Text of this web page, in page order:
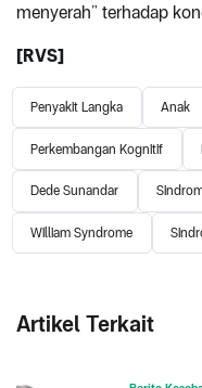
menyerah” terhadap
[RVS]
Penyakit Langka Anak
Perkembangan Kognitif
Dede Sunandar
William Syndrome
Artikel Terkait